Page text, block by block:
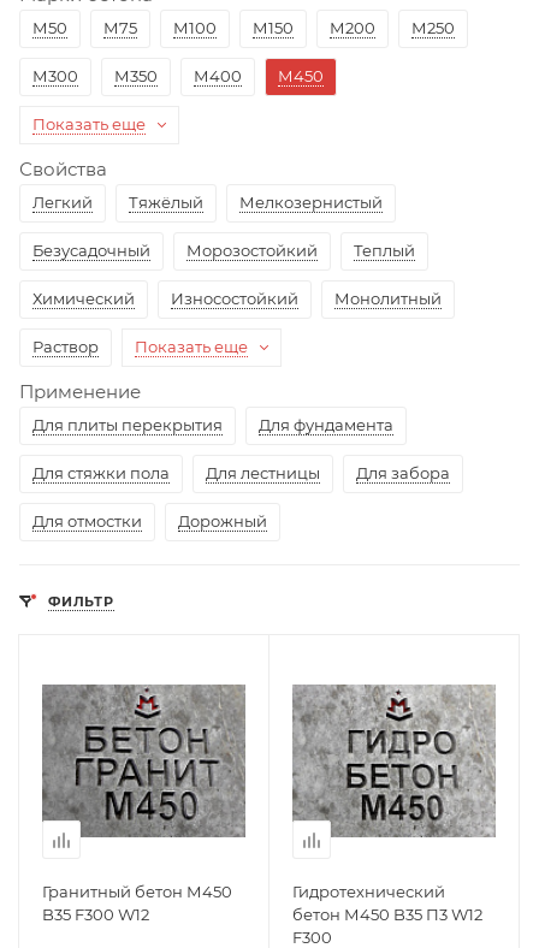
М50 М75 М100 М150 М200 М250
М300 М350 М400 М450
Показать еще
Свойства
Легкий Тяжёлый Мелкозернистый
Безусадочный Морозостойкий Теплый
Химический Износостойкий Монолитный
Раствор Показать еще
Применение
Для плиты перекрытия Для фундамента
Для стяжки пола Для лестницы Для забора
Для отмостки Дорожный
ФИЛЬТР
Гранитный бетон М450
B35 F300 W12
Гидротехнический
бетон М450 B35 П3 W12
F300